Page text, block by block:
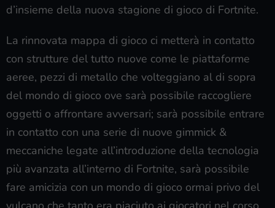
d’insieme della nuova stagione di gioco di Fortnite.
La rinnovata mappa di gioco ci metterà in contatto
con strutture del tutto nuove come le piattaforme
aeree, pezzi di metallo che volteggiano al di sopra
del mondo di gioco ove sarà possibile raccogliere
oggetti o affrontare avversari; sarà possibile entrare
in contatto con una serie di nuove gimmick &
meccaniche legate all’introduzione della tecnologia
più avanzata all’interno di Fortnite, sarà possibile
fare amicizia con un mondo di gioco ormai privo del